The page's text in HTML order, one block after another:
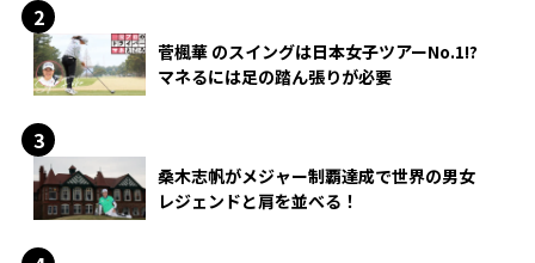
菅楓華 のスイングは日本女子ツアーNo.1!?
マネるには足の踏ん張りが必要
桑木志帆がメジャー制覇達成で世界の男女
レジェンドと肩を並べる！